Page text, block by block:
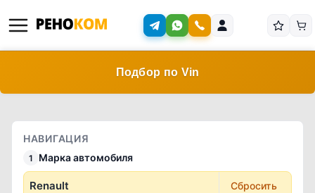
Подбор по Vin
НАВИГАЦИЯ
1 Марка автомобиля
Renault Сбросить